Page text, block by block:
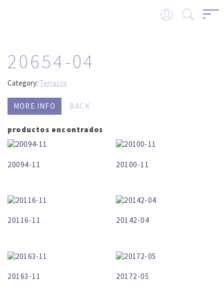
20654-04
Category: Terrazzo
MORE INFO BACK
productos encontrados
20094-11 20100-11
20116-11 20142-04
20163-11 20172-05